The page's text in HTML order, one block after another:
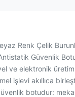
Renk Çelik
Güvenlik
ve elektronik
işlevi akıllıca
botudur: